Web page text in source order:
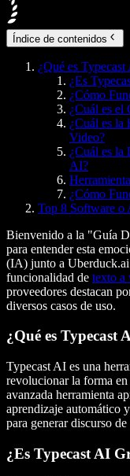
Índice de contenidos
¿Qué es Typecast
¿Es
¿Cómo
¿Cuál es el
¿Cuál es la
Video?
¿Cuál es la
AI?
¿Cómo
Top 8 Software o
Bienvenido a la "Guía
para entender esta
(IA) junto a
funcionalidad de texto a
proveedores destacan
diversos casos de uso.
¿Qué es Typecast
Typecast AI es una
revolucionar la forma
avanzada herramienta
aprendizaje automático
para generar discurso
¿Es Typecast AI